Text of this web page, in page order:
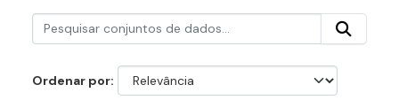
Ordenar por